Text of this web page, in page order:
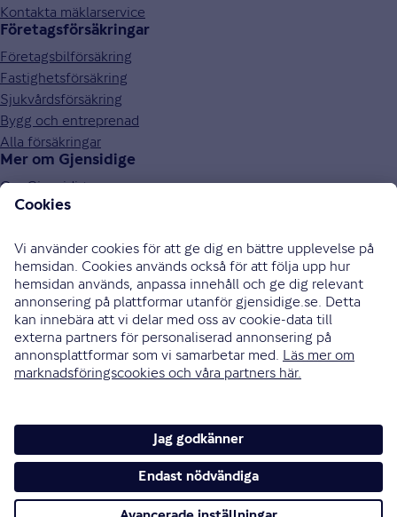
Kontakta mäklarservice
Företagsförsäkringar
Företagsbilförsäkring
Fastighetsförsäkring
Sjukvårdsförsäkring
Bygg och entreprenad
Alla försäkringar
Mer om Gjensidige
Om Gjensidige
Jobba hos oss
Press och media
Investor relations
Samarbetspartners
0771-326 326
Bli uppringd
Skriv till oss
Instagram
Cookies och säkerhet
Hantering av personuppgifter
Tillgänglighetsredogörelse